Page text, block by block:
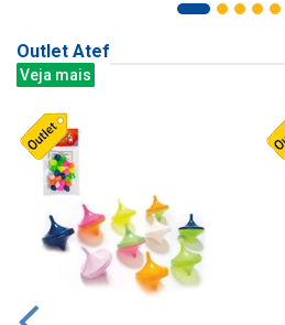
Outlet Atef
Veja mais